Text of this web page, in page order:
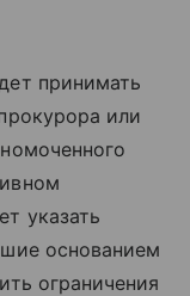
принимать
или
указать
основанием
ограничения